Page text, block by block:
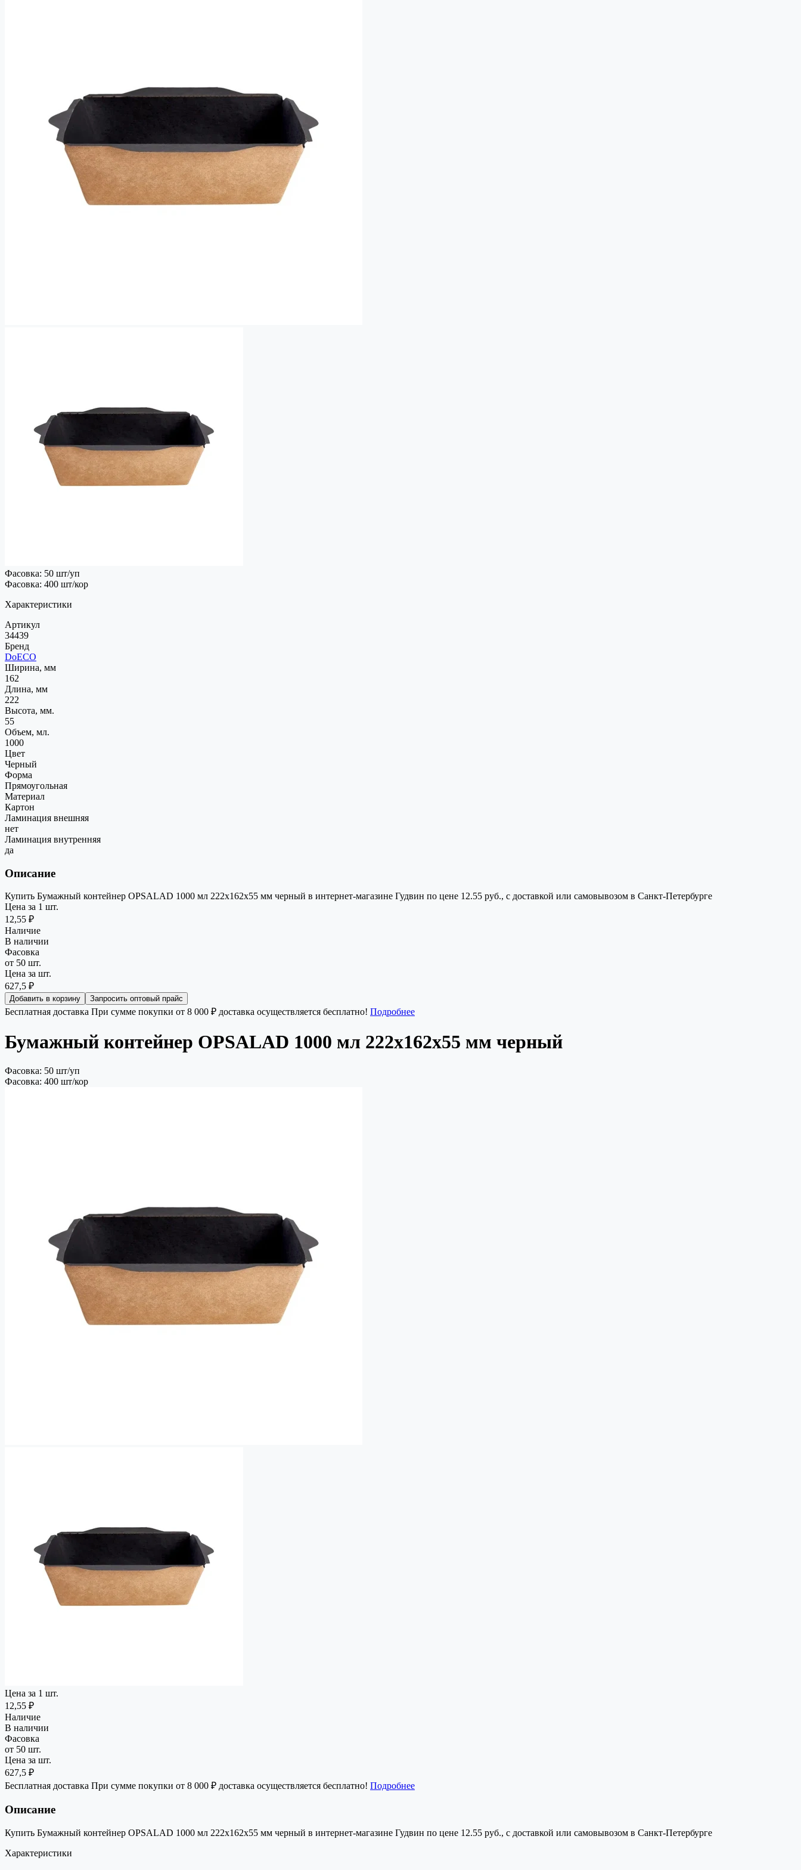
Фасовка: 50 шт/уп
Фасовка: 400 шт/кор
Характеристики
Артикул
34439
Бренд
DoECO
Ширина, мм
162
Длина, мм
222
Высота, мм.
55
Объем, мл.
1000
Цвет
Черный
Форма
Прямоугольная
Материал
Картон
Ламинация внешняя
нет
Ламинация внутренняя
да
Описание
Купить Бумажный контейнер OPSALAD 1000 мл 222x162x55 мм черный в интернет-магазине Гудвин по цене 12.55 руб., с доставкой или самовывозом в Санкт-Петербурге
Цена за 1 шт.
12,55 ₽
Наличие
В наличии
Фасовка
от 50 шт.
Цена за шт.
627,5 ₽
Добавить в корзину Запросить оптовый прайс
Бесплатная доставка При сумме покупки от 8 000 ₽ доставка осуществляется бесплатно! Подробнее
Бумажный контейнер OPSALAD 1000 мл 222x162x55 мм черный
Фасовка: 50 шт/уп
Фасовка: 400 шт/кор
Цена за 1 шт.
12,55 ₽
Наличие
В наличии
Фасовка
от 50 шт.
Цена за шт.
627,5 ₽
Бесплатная доставка При сумме покупки от 8 000 ₽ доставка осуществляется бесплатно! Подробнее
Описание
Купить Бумажный контейнер OPSALAD 1000 мл 222x162x55 мм черный в интернет-магазине Гудвин по цене 12.55 руб., с доставкой или самовывозом в Санкт-Петербурге
Характеристики